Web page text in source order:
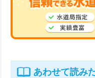
あわせて読み